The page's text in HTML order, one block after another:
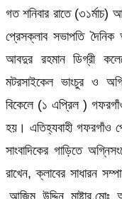
গত শনিবার রাতে (৩১র্মাচ)
প্রেসক্লাব সভাপতি দৈনিক
আবদুর রহমান ডিগ্রী
মটরসাইকেল ভাংচুর ও
বিকেলে (১ এপ্রিল )
হয়। এতিহ্যবাহী গফরগাঁও
সাংবাদিকের গাড়িতে
রাখেন, ক্লাবের সাধারন
,আজিম উদ্দিন